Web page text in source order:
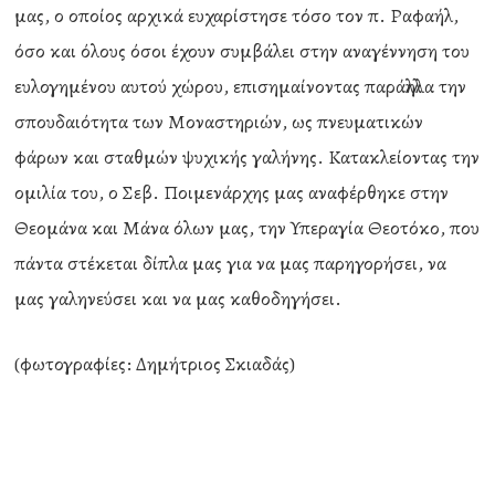
μας, ο οποίος αρχικά ευχαρίστησε τόσο τον π. Ραφαήλ,
όσο και όλους όσοι έχουν συμβάλει στην αναγέννηση του
ευλογημένου αυτού χώρου, επισημαίνοντας παράλληλα την
σπουδαιότητα των Μοναστηριών, ως πνευματικών
φάρων και σταθμών ψυχικής γαλήνης. Κατακλείοντας την
ομιλία του, ο Σεβ. Ποιμενάρχης μας αναφέρθηκε στην
Θεομάνα και Μάνα όλων μας, την Υπεραγία Θεοτόκο, που
πάντα στέκεται δίπλα μας για να μας παρηγορήσει, να
μας γαληνεύσει και να μας καθοδηγήσει.
(φωτογραφίες: Δημήτριος Σκιαδάς)